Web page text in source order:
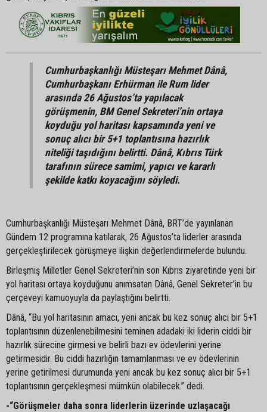
Cumhurbaşkanlığı Müsteşarı Mehmet Dânâ,
Cumhurbaşkanı Erhürman ile Rum lider
arasında 26 Ağustos’ta yapılacak
görüşmenin, BM Genel Sekreteri’nin ortaya
koyduğu yol haritası kapsamında yeni ve
sonuç alıcı bir 5+1 toplantısına hazırlık
niteliği taşıdığını belirtti. Dânâ, Kıbrıs Türk
tarafının sürece samimi, yapıcı ve kararlı
şekilde katkı koyacağını söyledi.
Cumhurbaşkanlığı Müsteşarı Mehmet Dânâ, BRT’de yayınlanan
Gündem 12 programına katılarak, 26 Ağustos’ta liderler arasında
gerçekleştirilecek görüşmeye ilişkin değerlendirmelerde bulundu.
Birleşmiş Milletler Genel Sekreteri’nin son Kıbrıs ziyaretinde yeni bir
yol haritası ortaya koyduğunu anımsatan Dânâ, Genel Sekreter’in bu
çerçeveyi kamuoyuyla da paylaştığını belirtti.
Dânâ, “Bu yol haritasının amacı, yeni ancak bu kez sonuç alıcı bir 5+1
toplantısının düzenlenebilmesini teminen adadaki iki liderin ciddi bir
hazırlık sürecine girmesi ve belirli bazı ev ödevlerini yerine
getirmesidir. Bu ciddi hazırlığın tamamlanması ve ev ödevlerinin
yerine getirilmesi durumunda yeni ancak bu kez sonuç alıcı bir 5+1
toplantısının gerçekleşmesi mümkün olabilecek.” dedi.
-“Görüşmeler daha sonra liderlerin üzerinde uzlaşacağı